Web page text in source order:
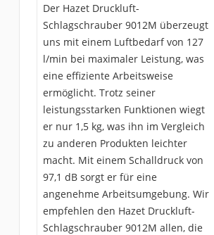
Der Hazet Druckluft-
Schlagschrauber 9012M überzeugt
uns mit einem Luftbedarf von 127
l/min bei maximaler Leistung, was
eine effiziente Arbeitsweise
ermöglicht. Trotz seiner
leistungsstarken Funktionen wiegt
er nur 1,5 kg, was ihn im Vergleich
zu anderen Produkten leichter
macht. Mit einem Schalldruck von
97,1 dB sorgt er für eine
angenehme Arbeitsumgebung. Wir
empfehlen den Hazet Druckluft-
Schlagschrauber 9012M allen, die